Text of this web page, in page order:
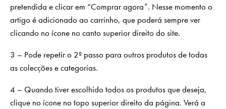
pretendida e clicar em “Comprar agora”. Nesse momento o
artigo é adicionado ao carrinho, que poderá sempre ver
clicando no ícone no canto superior direito do site.
3 – Pode repetir o 2º passo para outros produtos de todas
as colecções e categorias.
4 – Quando tiver escolhido todos os produtos que deseja,
clique no ícone no topo superior direito da página. Verá a